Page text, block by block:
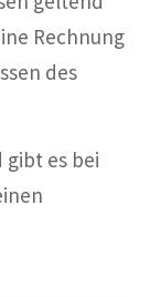
Rechnung
des
gibt es bei